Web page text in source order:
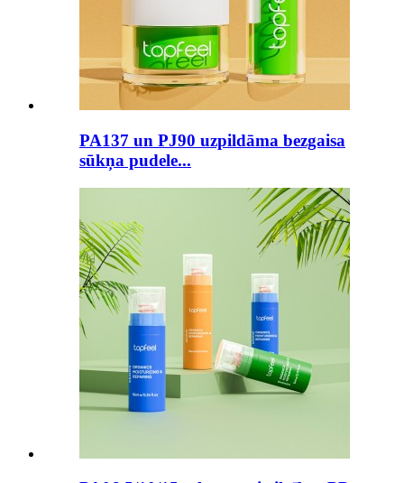
PA137 un PJ90 uzpildāma bezgaisa
sūkņa pudele...